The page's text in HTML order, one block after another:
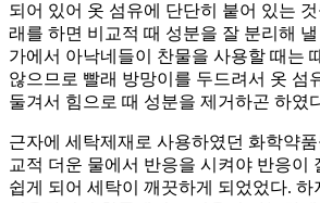
되어 있어 옷 섬유에 단단히 붙어 있는
래를 하면 비교적 때 성분을 잘 분리해
가에서 아낙네들이 찬물을 사용할 때는
않으므로 빨래 방망이를 두드려서 옷 섬
둘겨서 힘으로 때 성분을 제거하곤 하였
근자에 세탁제재로 사용하였던 화학약품
교적 더운 물에서 반응을 시켜야 반응이
쉽게 되어 세탁이 깨끗하게 되었었다. 하